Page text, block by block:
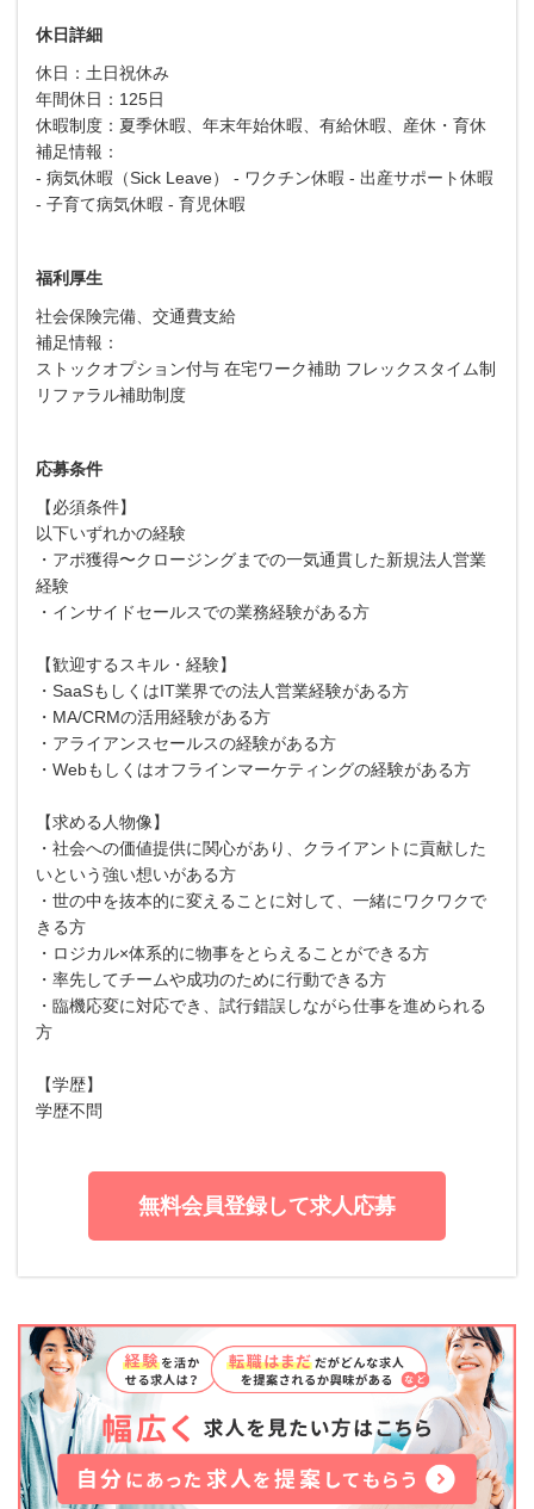
休日詳細
休日：土日祝休み
年間休日：125日
休暇制度：夏季休暇、年末年始休暇、有給休暇、産休・育休
補足情報：
- 病気休暇（Sick Leave） - ワクチン休暇 - 出産サポート休暇
- 子育て病気休暇 - 育児休暇
福利厚生
社会保険完備、交通費支給
補足情報：
ストックオプション付与 在宅ワーク補助 フレックスタイム制
リファラル補助制度
応募条件
【必須条件】
以下いずれかの経験
・アポ獲得〜クロージングまでの一気通貫した新規法人営業
経験
・インサイドセールスでの業務経験がある方
【歓迎するスキル・経験】
・SaaSもしくはIT業界での法人営業経験がある方
・MA/CRMの活用経験がある方
・アライアンスセールスの経験がある方
・Webもしくはオフラインマーケティングの経験がある方
【求める人物像】
・社会への価値提供に関心があり、クライアントに貢献した
いという強い想いがある方
・世の中を抜本的に変えることに対して、一緒にワクワクで
きる方
・ロジカル×体系的に物事をとらえることができる方
・率先してチームや成功のために行動できる方
・臨機応変に対応でき、試行錯誤しながら仕事を進められる
方
【学歴】
学歴不問
無料会員登録して求人応募